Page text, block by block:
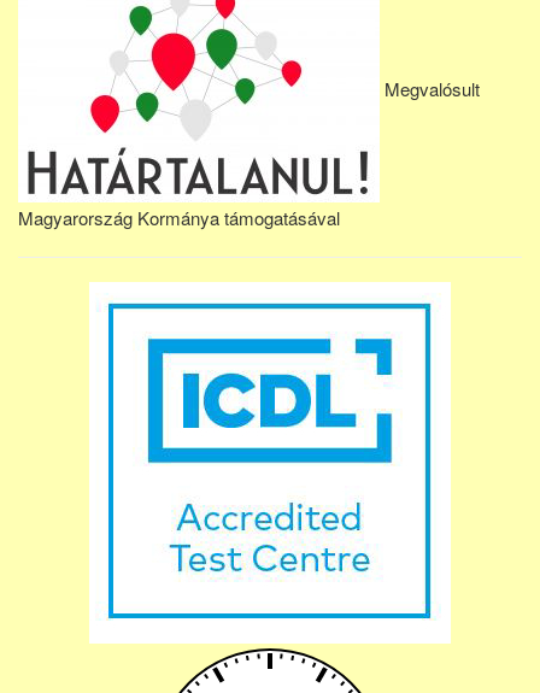
Megvalósult
Magyarország Kormánya támogatásával